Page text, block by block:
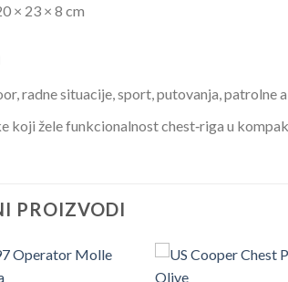
× 23 × 8 cm
radne situacije, sport, putovanja,
koji žele funkcionalnost chest‑riga u
PROIZVODI